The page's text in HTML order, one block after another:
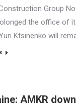
Group
the office of
Ktsinenko will
AMKR